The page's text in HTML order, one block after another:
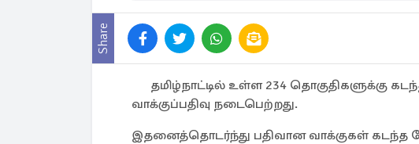
Share
தமிழ்நாட்டில் உள்ள 234 தொகுதிகளுக்கு
வாக்குப்பதிவு நடைபெற்றது.
இதனைத்தொடர்ந்து பதிவான வாக்குகள் கடந்த